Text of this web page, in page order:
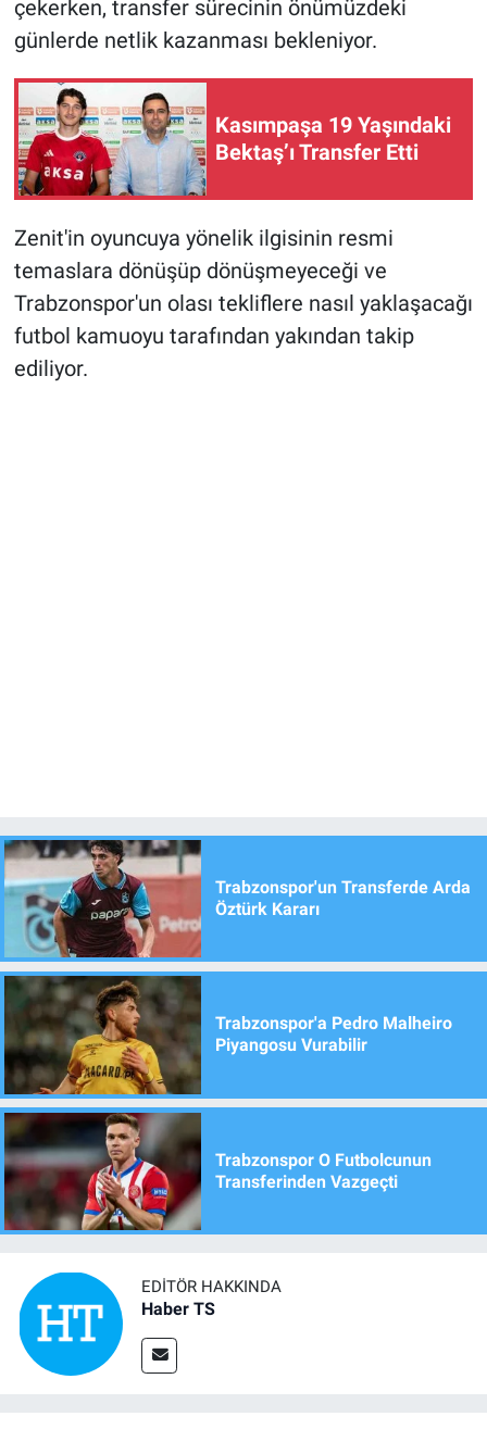
çekerken, transfer sürecinin önümüzdeki
günlerde netlik kazanması bekleniyor.
Kasımpaşa 19 Yaşındaki
Bektaş’ı Transfer Etti
Zenit'in oyuncuya yönelik ilgisinin resmi
temaslara dönüşüp dönüşmeyeceği ve
Trabzonspor'un olası tekliflere nasıl yaklaşacağı
futbol kamuoyu tarafından yakından takip
ediliyor.
Trabzonspor'un Transferde Arda
Öztürk Kararı
Trabzonspor'a Pedro Malheiro
Piyangosu Vurabilir
Trabzonspor O Futbolcunun
Transferinden Vazgeçti
EDITÖR HAKKINDA
Haber TS